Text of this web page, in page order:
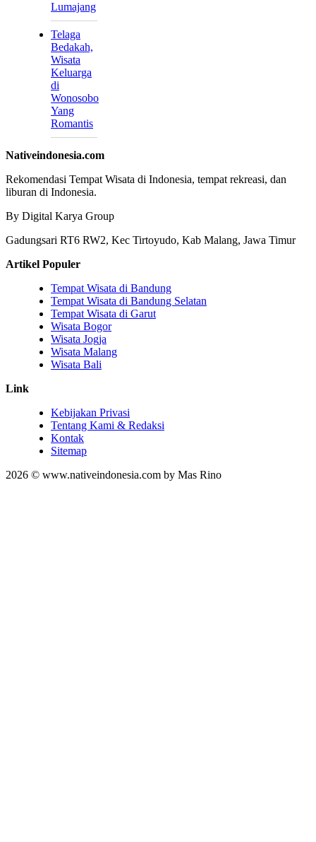
Lumajang
Telaga
Bedakah,
Wisata
Keluarga
di
Wonosobo
Yang
Romantis
Nativeindonesia.com
Rekomendasi Tempat Wisata di Indonesia, tempat rekreasi, dan
liburan di Indonesia.
By Digital Karya Group
Gadungsari RT6 RW2, Kec Tirtoyudo, Kab Malang, Jawa Timur
Artikel Populer
Tempat Wisata di Bandung
Tempat Wisata di Bandung Selatan
Tempat Wisata di Garut
Wisata Bogor
Wisata Jogja
Wisata Malang
Wisata Bali
Link
Kebijakan Privasi
Tentang Kami & Redaksi
Kontak
Sitemap
2026 © www.nativeindonesia.com by Mas Rino